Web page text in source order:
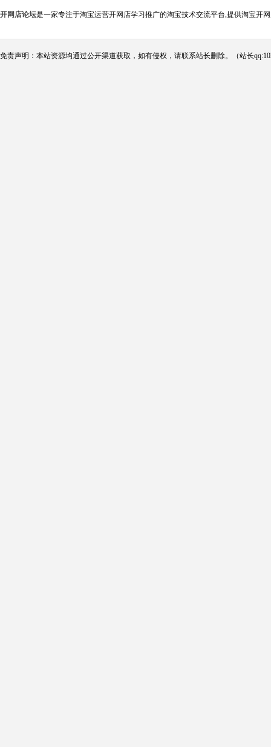
开网店论坛是一家专注于淘宝运营开网店学习推广的淘宝技术交流平台,提供淘宝开
免责声明：本站资源均通过公开渠道获取，如有侵权，请联系站长删除。（站长